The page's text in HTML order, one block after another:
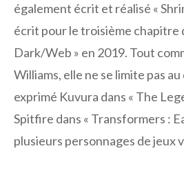
également écrit et réalisé «
écrit pour le troisième chapitre
Dark/Web » en 2019. Tout
Williams, elle ne se limite pas au
exprimé Kuvura dans « The
Spitfire dans « Transformers :
plusieurs personnages de jeux